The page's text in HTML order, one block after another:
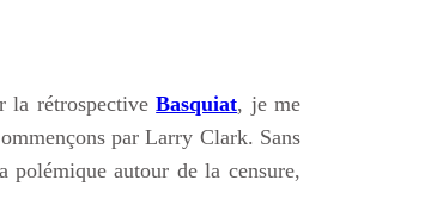
la rétrospectiveBasquiat, je me
par Larry Clark. Sans
autour de la censure,